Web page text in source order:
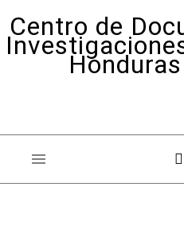
Centro de